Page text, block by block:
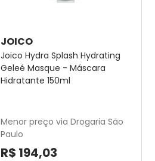
JOICO
Joico Hydra Splash Hydrating
Geleé Masque - Máscara
Hidratante 150ml
Menor preço via Drogaria São
Paulo
R$ 194,03